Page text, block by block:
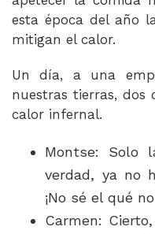
esta época del año
mitigan el calor.
Un día, a una
nuestras tierras, dos
calor infernal.
Montse: Solo
verdad, ya no
¡No sé el qué
Carmen: